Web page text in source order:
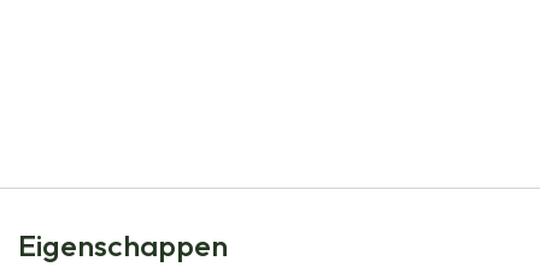
Eigenschappen